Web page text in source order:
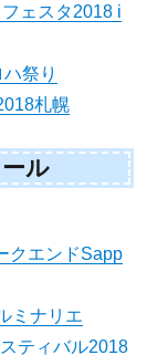
ェスタ2018 i
祭り
札幌
ル
クエンドSapp
ミナリエ
ティバル2018